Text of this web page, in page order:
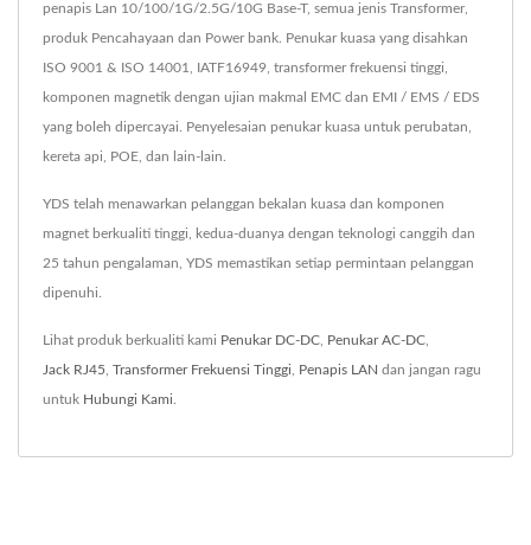
penapis Lan 10/100/1G/2.5G/10G Base-T, semua jenis Transformer,
produk Pencahayaan dan Power bank. Penukar kuasa yang disahkan
ISO 9001 & ISO 14001, IATF16949, transformer frekuensi tinggi,
komponen magnetik dengan ujian makmal EMC dan EMI / EMS / EDS
yang boleh dipercayai. Penyelesaian penukar kuasa untuk perubatan,
kereta api, POE, dan lain-lain.
YDS telah menawarkan pelanggan bekalan kuasa dan komponen
magnet berkualiti tinggi, kedua-duanya dengan teknologi canggih dan
25 tahun pengalaman, YDS memastikan setiap permintaan pelanggan
dipenuhi.
Lihat produk berkualiti kami Penukar DC-DC Penukar AC-DC
Jack RJ45 Transformer Frekuensi Tinggi Penapis LAN dan jangan ragu
untuk Hubungi Kami